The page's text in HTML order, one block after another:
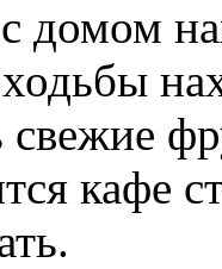
домом
свежие
кафе